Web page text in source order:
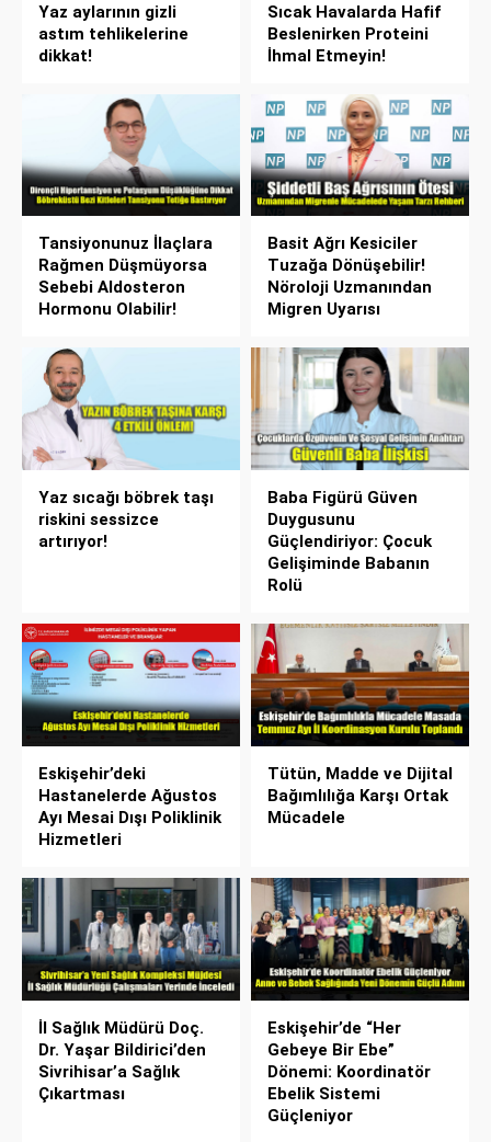
Yaz aylarının gizli
astım tehlikelerine
dikkat!
Sıcak Havalarda Hafif
Beslenirken Proteini
İhmal Etmeyin!
Tansiyonunuz İlaçlara
Rağmen Düşmüyorsa
Sebebi Aldosteron
Hormonu Olabilir!
Basit Ağrı Kesiciler
Tuzağa Dönüşebilir!
Nöroloji Uzmanından
Migren Uyarısı
Yaz sıcağı böbrek taşı
riskini sessizce
artırıyor!
Baba Figürü Güven
Duygusunu
Güçlendiriyor: Çocuk
Gelişiminde Babanın
Rolü
Eskişehir’deki
Hastanelerde Ağustos
Ayı Mesai Dışı Poliklinik
Hizmetleri
Tütün, Madde ve Dijital
Bağımlılığa Karşı Ortak
Mücadele
İl Sağlık Müdürü Doç.
Dr. Yaşar Bildirici’den
Sivrihisar’a Sağlık
Çıkartması
Eskişehir’de “Her
Gebeye Bir Ebe”
Dönemi: Koordinatör
Ebelik Sistemi
Güçleniyor